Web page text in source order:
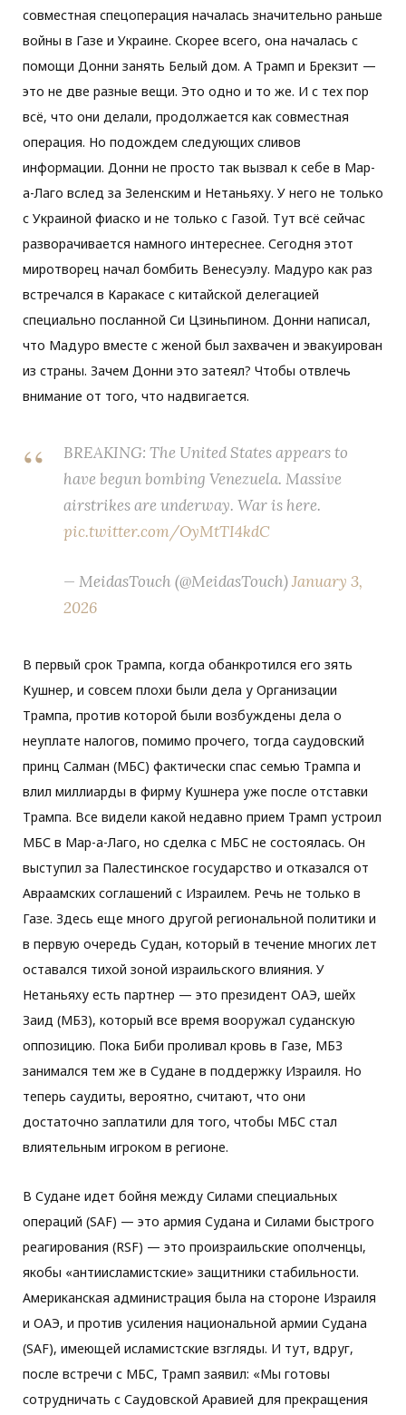
совместная спецоперация началась значительно раньше
войны в Газе и Украине. Скорее всего, она началась с
помощи Донни занять Белый дом. А Трамп и Брекзит —
это не две разные вещи. Это одно и то же. И с тех пор
всё, что они делали, продолжается как совместная
операция. Но подождем следующих сливов
информации. Донни не просто так вызвал к себе в Мар-
а-Лаго вслед за Зеленским и Нетаньяху. У него не только
с Украиной фиаско и не только с Газой. Тут всё сейчас
разворачивается намного интереснее. Сегодня этот
миротворец начал бомбить Венесуэлу. Мадуро как раз
встречался в Каракасе с китайской делегацией
специально посланной Си Цзиньпином. Донни написал,
что Мадуро вместе с женой был захвачен и эвакуирован
из страны. Зачем Донни это затеял? Чтобы отвлечь
внимание от того, что надвигается.
BREAKING: The United States appears to
have begun bombing Venezuela. Massive
airstrikes are underway. War is here.
pic.twitter.com/OyMtTI4kdC
— MeidasTouch (@MeidasTouch)January 3,
2026
В первый срок Трампа, когда обанкротился его зять
Кушнер, и совсем плохи были дела у Организации
Трампа, против которой были возбуждены дела о
неуплате налогов, помимо прочего, тогда саудовский
принц Салман (МБС) фактически спас семью Трампа и
влил миллиарды в фирму Кушнера уже после отставки
Трампа. Все видели какой недавно прием Трамп устроил
МБС в Мар-а-Лаго, но сделка с МБС не состоялась. Он
выступил за Палестинское государство и отказался от
Авраамских соглашений с Израилем. Речь не только в
Газе. Здесь еще много другой региональной политики и
в первую очередь Судан, который в течение многих лет
оставался тихой зоной израильского влияния. У
Нетаньяху есть партнер — это президент ОАЭ, шейх
Заид (МБЗ), который все время вооружал суданскую
оппозицию. Пока Биби проливал кровь в Газе, МБЗ
занимался тем же в Судане в поддержку Израиля. Но
теперь саудиты, вероятно, считают, что они
достаточно заплатили для того, чтобы МБС стал
влиятельным игроком в регионе.
В Судане идет бойня между Силами специальных
операций (SAF) — это армия Судана и Силами быстрого
реагирования (RSF) — это произраильские ополченцы,
якобы «антиисламистские» защитники стабильности.
Американская администрация была на стороне Израиля
и ОАЭ, и против усиления национальной армии Судана
(SAF), имеющей исламистские взгляды. И тут, вдруг,
после встречи с МБС, Трамп заявил: «Мы готовы
сотрудничать с Саудовской Аравией для прекращения